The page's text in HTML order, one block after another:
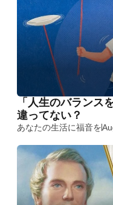
「人生のバランス
違ってない？
あなたの生活に福音を